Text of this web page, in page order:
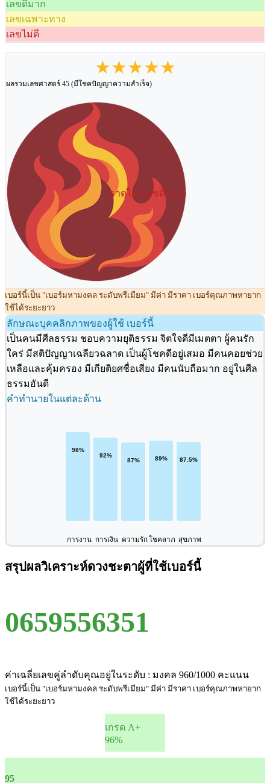
เลขดีมาก
เลขเฉพาะทาง
เลขไม่ดี
★★★★★
ผลรวมเลขศาสตร์ 45 (มีโชคปัญญาความสำเร็จ)
ธาตุไฟ (เลขดีมาก)
เบอร์นี้เป็น "เบอร์มหามงคล ระดับพรีเมียม" มีค่า มีราคา เบอร์คุณภาพหายาก
ใช้ได้ระยะยาว
ลักษณะบุคคลิกภาพของผู้ใช้ เบอร์นี้
เป็นคนมีศีลธรรม ชอบความยุติธรรม จิตใจดีมีเมตตา ผู้คนรัก
ใคร่ มีสติปัญญาเฉลียวฉลาด เป็นผู้โชคดีอยู่เสมอ มีคนคอยช่วย
เหลือและคุ้มครอง มีเกียติยศชื่อเสียง มีคนนับถือมาก อยู่ในศีล
ธรรมอันดี
คำทำนายในแต่ละด้าน
การงาน การเงิน ความรักโชคลาภ สุขภาพ
สรุปผลวิเคราะห์ดวงชะตาผู้ที่ใช้เบอร์นี้
0659556351
ค่าเฉลี่ยเลขคู่ลำดับคุณอยู่ในระดับ : มงคล 960/1000 คะแนน
เบอร์นี้เป็น "เบอร์มหามงคล ระดับพรีเมียม" มีค่า มีราคา เบอร์คุณภาพหายาก
ใช้ได้ระยะยาว
เกรด A+
96%
95